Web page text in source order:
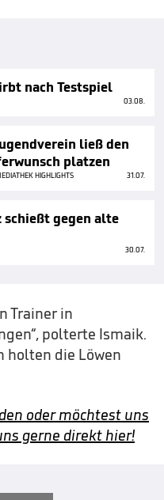
nach Testspiel
03.08.
ließ den
platzen
HIGHLIGHTS 31.07.
schießt gegen alte
30.07.
Trainer in
polterte Ismaik.
holten die Löwen
oder möchtest uns
gerne direkt hier!